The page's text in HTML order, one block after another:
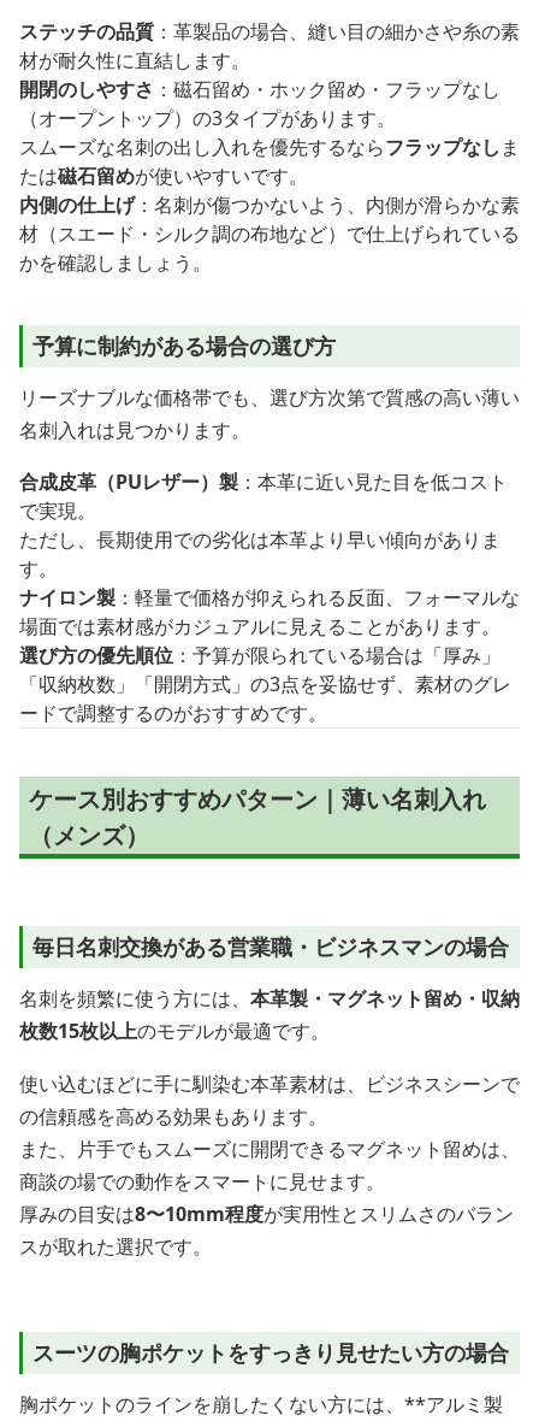
ステッチの品質 ：革製品の場合、縫い目の細かさや糸の素
材が耐久性に直結します。
開閉のしやすさ ：磁石留め・ホック留め・フラップなし
（オープントップ）の3タイプがあります。
スムーズな名刺の出し入れを優先するならフラップなし ま
たは磁石留めが使いやすいです。
内側の仕上げ：名刺が傷つかないよう、内側が滑らかな素
材（スエード・シルク調の布地など）で仕上げられている
かを確認しましょう。
予算に制約がある場合の選び方
リーズナブルな価格帯でも、選び方次第で質感の高い薄い
名刺入れは見つかります。
合成皮革（PUレザー）製 ：本革に近い見た目を低コスト
で実現。
ただし、長期使用での劣化は本革より早い傾向がありま
す。
ナイロン製 ：軽量で価格が抑えられる反面、フォーマルな
場面では素材感がカジュアルに見えることがあります。
選び方の優先順位 ：予算が限られている場合は「厚み」
「収納枚数」「開閉方式」の3点を妥協せず、素材のグレ
ードで調整するのがおすすめです。
ケース別おすすめパターン｜薄い名刺入れ
（メンズ）
毎日名刺交換がある営業職・ビジネスマンの場合
名刺を頻繁に使う方には、 本革製・マグネット留め・収納
枚数15枚以上のモデルが最適です。
使い込むほどに手に馴染む本革素材は、ビジネスシーンで
の信頼感を高める効果もあります。
また、片手でもスムーズに開閉できるマグネット留めは、
商談の場での動作をスマートに見せます。
厚みの目安は8〜10mm程度が実用性とスリムさのバラン
スが取れた選択です。
スーツの胸ポケットをすっきり見せたい方の場合
胸ポケットのラインを崩したくない方には、**アルミ製